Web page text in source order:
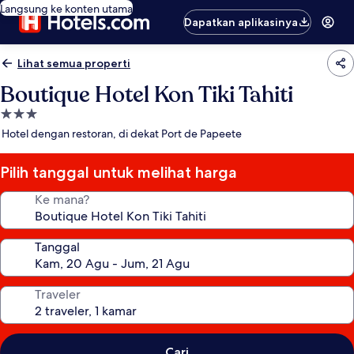
Langsung ke konten utama
Dapatkan aplikasinya
Lihat semua properti
Boutique Hotel Kon Tiki Tahiti
Properti
bintang
Hotel dengan restoran, di dekat Port de Papeete
Pilih tanggal untuk melihat harga
Ke mana?
Tanggal
Traveler